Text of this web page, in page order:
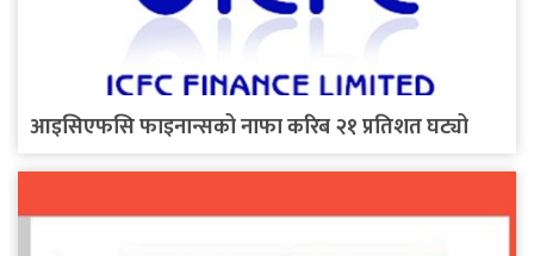
आइसिएफसि फाइनान्सको नाफा करिब २१ प्रतिशत घट्यो